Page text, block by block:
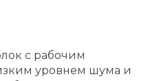
с рабочим
уровнем шума и